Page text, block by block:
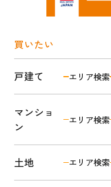
買いたい
戸建て エリア検索
マンショ
ン
エリア検索
土地 エリア検索